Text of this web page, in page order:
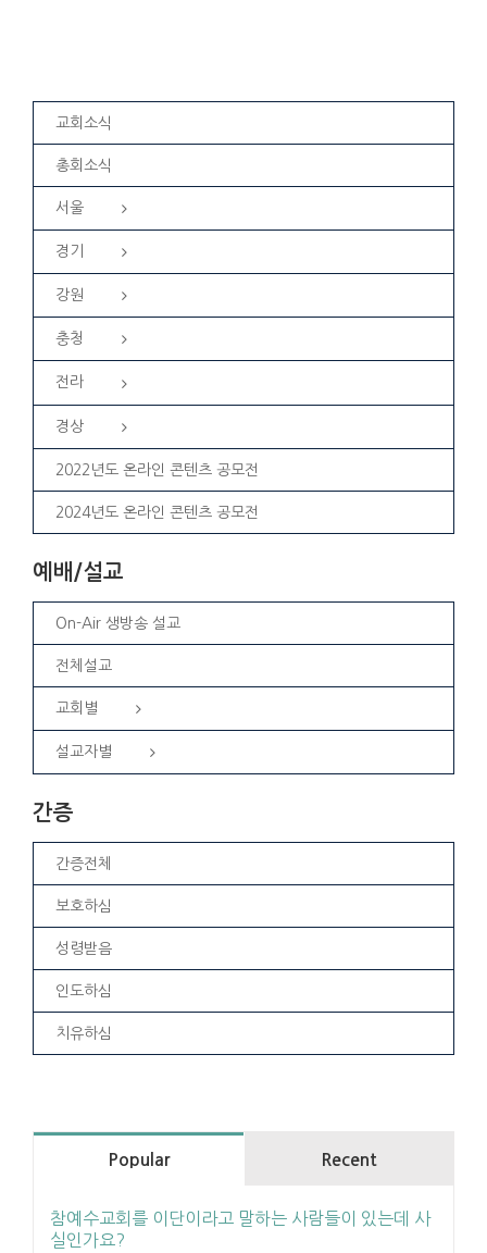
교회소식
총회소식
서울
경기
강원
충청
전라
경상
2022년도 온라인 콘텐츠 공모전
2024년도 온라인 콘텐츠 공모전
예배/설교
On-Air 생방송 설교
전체설교
교회별
설교자별
간증
간증전체
보호하심
성령받음
인도하심
치유하심
Popular Recent
참예수교회를 이단이라고 말하는 사람들이 있는데 사
실인가요?